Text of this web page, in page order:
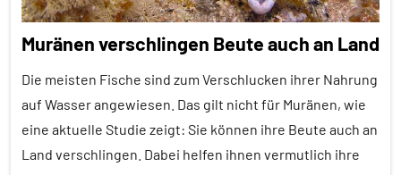
Ernährung
Fische
Forschung
aktuell
und
Muränen verschlingen Beute auch an Land
Die meisten Fische sind zum Verschlucken ihrer Nahrung
auf Wasser angewiesen. Das gilt nicht für Muränen, wie
eine aktuelle Studie zeigt: Sie können ihre Beute auch an
Land verschlingen. Dabei helfen ihnen vermutlich ihre